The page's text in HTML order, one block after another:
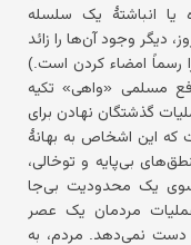
یا انباشتهٔ یک سلسله
دیگر وجود آن‌ها را زائد
رسماً امضاء کردن است.)
مسلمی «واهی» تکیه
گذشتگان نهادن برای
این اشخاص به بهانهٔ
بی‌پایه و توخالی،
سوی یک محدودیت بی‌جا
مردمان یک عصر
دست نمی‌دهد. مردم، به